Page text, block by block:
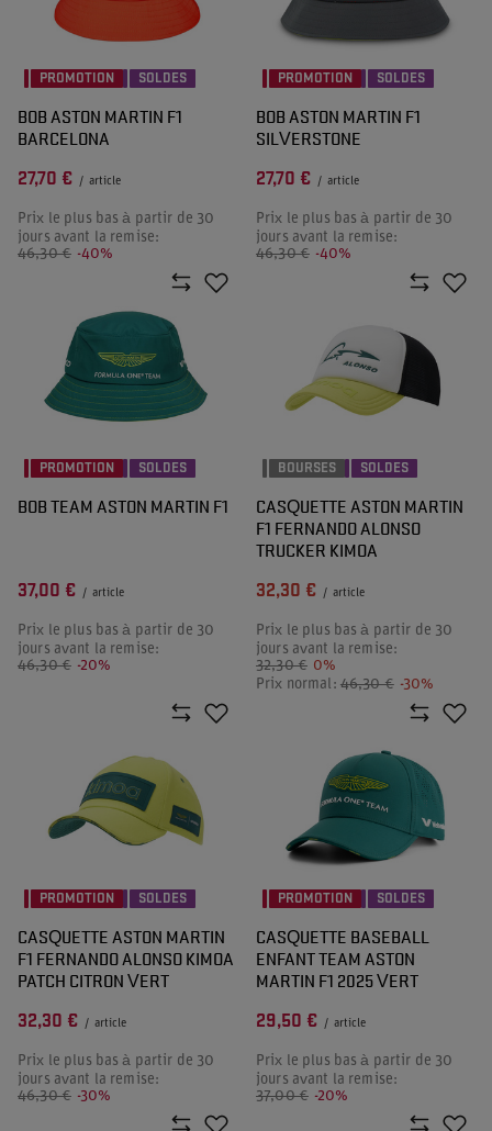
PROMOTION SOLDES
BOB ASTON MARTIN F1
BARCELONA
27,70 € / article
Prix le plus bas à partir de 30
jours avant la remise:
46,30 € -40%
PROMOTION SOLDES
BOB ASTON MARTIN F1
SILVERSTONE
27,70 € / article
Prix le plus bas à partir de 30
jours avant la remise:
46,30 € -40%
PROMOTION SOLDES
BOB TEAM ASTON MARTIN F1
37,00 € / article
Prix le plus bas à partir de 30
jours avant la remise:
46,30 € -20%
BOURSES SOLDES
CASQUETTE ASTON MARTIN
F1 FERNANDO ALONSO
TRUCKER KIMOA
32,30 € / article
Prix le plus bas à partir de 30
jours avant la remise:
32,30 € 0%
Prix normal: 46,30 € -30%
PROMOTION SOLDES
CASQUETTE ASTON MARTIN
F1 FERNANDO ALONSO KIMOA
PATCH CITRON VERT
32,30 € / article
Prix le plus bas à partir de 30
jours avant la remise:
46,30 € -30%
PROMOTION SOLDES
CASQUETTE BASEBALL
ENFANT TEAM ASTON
MARTIN F1 2025 VERT
29,50 € / article
Prix le plus bas à partir de 30
jours avant la remise:
37,00 € -20%